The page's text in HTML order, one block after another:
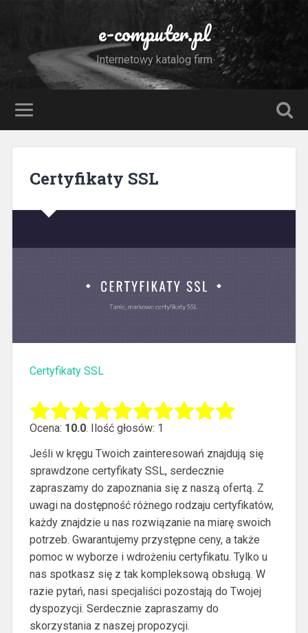
e-computer.pl
Internetowy katalog firm
Certyfikaty SSL
Certyfikaty SSL
Ocena: 10.0. Ilość głosów: 1
Jeśli w kręgu Twoich zainteresowań znajdują się
sprawdzone certyfikaty SSL, serdecznie
zapraszamy do zapoznania się z naszą ofertą. Z
uwagi na dostępność różnego rodzaju certyfikatów,
każdy znajdzie u nas rozwiązanie na miarę swoich
potrzeb. Gwarantujemy przystępne ceny, a także
pomoc w wyborze i wdrożeniu certyfikatu. Tylko u
nas spotkasz się z tak kompleksową obsługą. W
razie pytań, nasi specjaliści pozostają do Twojej
dyspozycji. Serdecznie zapraszamy do
skorzystania z naszej propozycji.